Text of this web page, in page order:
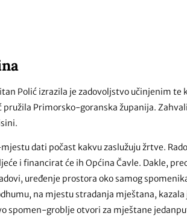
Polić izrazila je zadovoljstvo učinjenim te
Primorsko-goranska županija.
dati počast kakvu zaslužuju žrtve.
i financirat će ih Općina Čavle. Dakle,
uređenje prostora oko samog
na mjestu stradanja mještana, kazala
spomen-groblje otvori za mještane